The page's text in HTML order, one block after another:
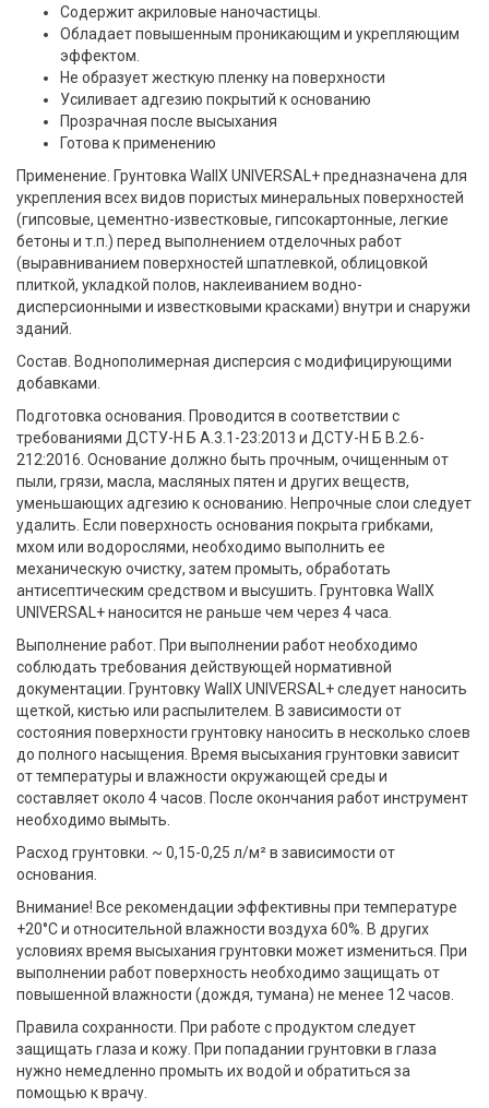
Содержит акриловые наночастицы.
Обладает повышенным проникающим и укрепляющим
эффектом.
Не образует жесткую пленку на поверхности
Усиливает адгезию покрытий к основанию
Прозрачная после высыхания
Готова к применению
Применение. Грунтовка WallX UNIVERSAL+ предназначена для
укрепления всех видов пористых минеральных поверхностей
(гипсовые, цементно-известковые, гипсокартонные, легкие
бетоны и т.п.) перед выполнением отделочных работ
(выравниванием поверхностей шпатлевкой, облицовкой
плиткой, укладкой полов, наклеиванием водно-
дисперсионными и известковыми красками) внутри и снаружи
зданий.
Состав. Воднополимерная дисперсия с модифицирующими
добавками.
Подготовка основания. Проводится в соответствии с
требованиями ДСТУ-Н Б А.3.1-23:2013 и ДСТУ-Н Б В.2.6-
212:2016. Основание должно быть прочным, очищенным от
пыли, грязи, масла, масляных пятен и других веществ,
уменьшающих адгезию к основанию. Непрочные слои следует
удалить. Если поверхность основания покрыта грибками,
мхом или водорослями, необходимо выполнить ее
механическую очистку, затем промыть, обработать
антисептическим средством и высушить. Грунтовка WallX
UNIVERSAL+ наносится не раньше чем через 4 часа.
Выполнение работ. При выполнении работ необходимо
соблюдать требования действующей нормативной
документации. Грунтовку WallX UNIVERSAL+ следует наносить
щеткой, кистью или распылителем. В зависимости от
состояния поверхности грунтовку наносить в несколько слоев
до полного насыщения. Время высыхания грунтовки зависит
от температуры и влажности окружающей среды и
составляет около 4 часов. После окончания работ инструмент
необходимо вымыть.
Расход грунтовки. ~ 0,15-0,25 л/м² в зависимости от
основания.
Внимание! Все рекомендации эффективны при температуре
+20°С и относительной влажности воздуха 60%. В других
условиях время высыхания грунтовки может измениться. При
выполнении работ поверхность необходимо защищать от
повышенной влажности (дождя, тумана) не менее 12 часов.
Правила сохранности. При работе с продуктом следует
защищать глаза и кожу. При попадании грунтовки в глаза
нужно немедленно промыть их водой и обратиться за
помощью к врачу.